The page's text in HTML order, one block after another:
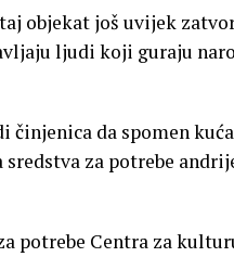
objekat još uvijek
ljudi koji guraju
činjenica da spomen
za potrebe
potrebe Centra za